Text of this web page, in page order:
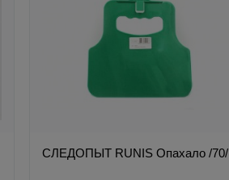
СЛЕДОПЫТ RUNIS Опахало /70/